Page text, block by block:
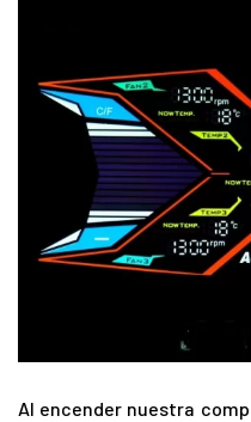
Al encender nuestra